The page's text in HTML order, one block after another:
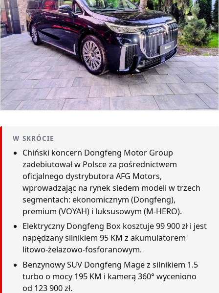
W SKRÓCIE
Chiński koncern Dongfeng Motor Group
zadebiutował w Polsce za pośrednictwem
oficjalnego dystrybutora AFG Motors,
wprowadzając na rynek siedem modeli w trzech
segmentach: ekonomicznym (Dongfeng),
premium (VOYAH) i luksusowym (M-HERO).
Elektryczny Dongfeng Box kosztuje 99 900 zł i jest
napędzany silnikiem 95 KM z akumulatorem
litowo-żelazowo-fosforanowym.
Benzynowy SUV Dongfeng Mage z silnikiem 1.5
turbo o mocy 195 KM i kamerą 360° wyceniono
od 123 900 zł.